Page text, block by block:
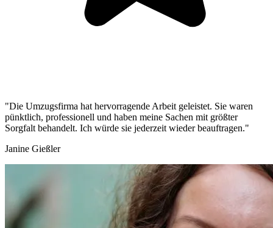
"Die Umzugsfirma hat hervorragende Arbeit geleistet. Sie waren
pünktlich, professionell und haben meine Sachen mit größter
Sorgfalt behandelt. Ich würde sie jederzeit wieder beauftragen."
Janine Gießler